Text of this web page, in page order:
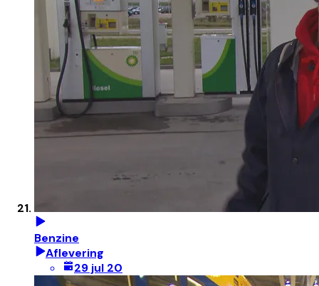
Benzine
Aflevering
29 jul 20